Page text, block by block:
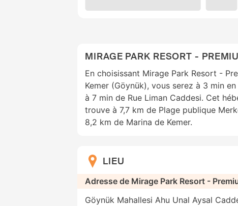
MIRAGE PARK RESORT -
En choisissant Mirage Park Resort -
Kemer (Göynük), vous serez à 3 min
à 7 min de Rue Liman Caddesi. Cet
trouve à 7,7 km de Plage publique
8,2 km de Marina de Kemer.
LIEU
Adresse de Mirage Park Resort -
Göynük Mahallesi Ahu Unal Aysal